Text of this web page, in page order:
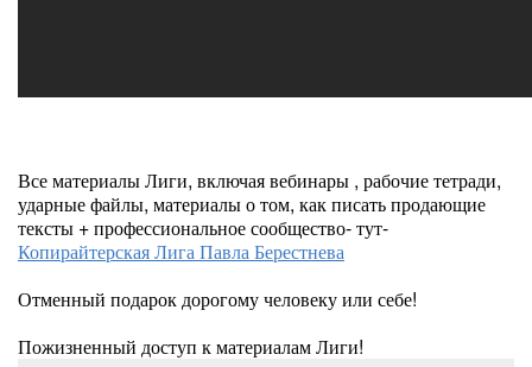
Все материалы Лиги, включая вебинары , рабочие тетради,
ударные файлы, материалы о том, как писать продающие
тексты + профессиональное сообщество- тут-
Копирайтерская Лига Павла Берестнева
Отменный подарок дорогому человеку или себе!
Пожизненный доступ к материалам Лиги!